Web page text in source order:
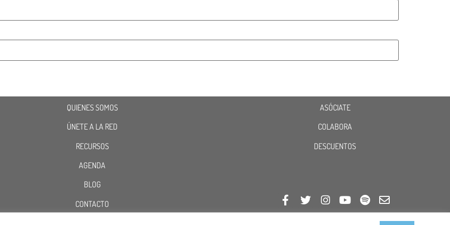
QUIENES SOMOS
ÚNETE A LA RED
RECURSOS
AGENDA
BLOG
CONTACTO
ASÓCIATE
COLABORA
DESCUENTOS